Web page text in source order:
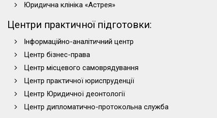
Юридична клініка «Астрея»
Центри практичної підготовки:
Інформаційно-аналітичний центр
Центр бізнес-права
Центр місцевого самоврядування
Центр практичної юриспруденції
Центр Юридичної деонтології
Центр дипломатично-протокольна служба